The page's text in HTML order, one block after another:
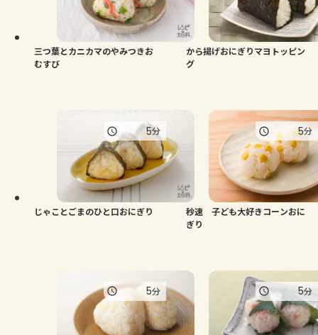
よくあるお問い合わせ
お買い物
三つ葉とカニカマのやみつきお
むすび
から揚げおにぎりマヨトッピン
グ
じゃことごまのひと口おにぎり
5分
秒速 子ども大好きコーンおに
ぎり
5分
5分 5分